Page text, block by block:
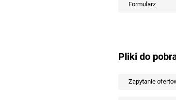
Formularz
Pliki do
Zapytanie